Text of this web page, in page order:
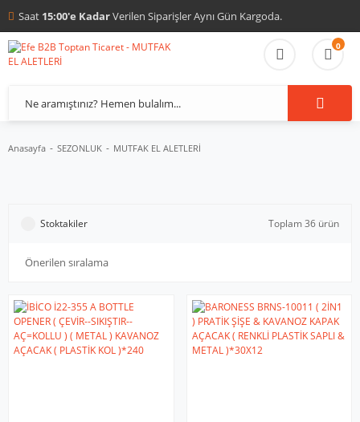
0
Anasayfa SEZONLUK MUTFAK EL ALETLERİ
Stoktakiler Toplam 36 ürün